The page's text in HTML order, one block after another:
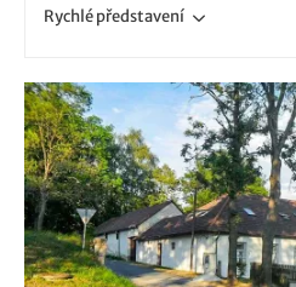
Rychlépředstavení